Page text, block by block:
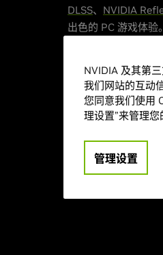
DLSS、 NVIDIA
出色的 PC 游戏体验。
增。
此外，我们今天宣布
(Phantom Blade
(Wild Assault)”都将
玩家提供出色的 PC
NVIDIA 及其第
我们网站的互动
您同意我们使用
理设置”来管理
管理设置